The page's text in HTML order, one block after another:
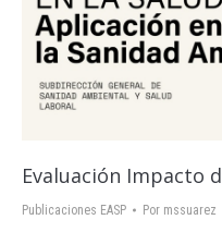
Evaluación Impacto
Publicaciones EASP Por mssuarez